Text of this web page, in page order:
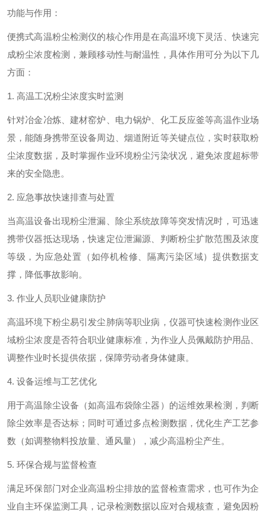
功能与作用：
便携式高温粉尘检测仪的核心作用是在高温环境下灵活、快速完
成粉尘浓度检测，兼顾移动性与耐温性，具体作用可分为以下几
方面：
1. 高温工况粉尘浓度实时监测
针对冶金冶炼、建材窑炉、电力锅炉、化工反应釜等高温作业场
景，能随身携带至设备周边、烟道附近等关键点位，实时获取粉
尘浓度数据，及时掌握作业环境粉尘污染状况，避免浓度超标带
来的安全隐患。
2. 应急事故快速排查与处置
当高温设备出现粉尘泄漏、除尘系统故障等突发情况时，可迅速
携带仪器抵达现场，快速定位泄漏源、判断粉尘扩散范围及浓度
等级，为应急处置（如停机检修、隔离污染区域）提供数据支
撑，降低事故影响。
3. 作业人员职业健康防护
高温环境下粉尘易引发尘肺病等职业病，仪器可快速检测作业区
域粉尘浓度是否符合职业健康标准，为作业人员佩戴防护用品、
调整作业时长提供依据，保障劳动者身体健康。
4. 设备运维与工艺优化
用于高温除尘设备（如高温布袋除尘器）的运维效果检测，判断
除尘效率是否达标；同时可通过多点检测数据，优化生产工艺参
数（如调整物料投放量、通风量），减少高温粉尘产生。
5. 环保合规与监督检查
满足环保部门对企业高温粉尘排放的监督检查需求，也可作为企
业自主环保监测工具，记录检测数据以应对合规核查，避免因粉